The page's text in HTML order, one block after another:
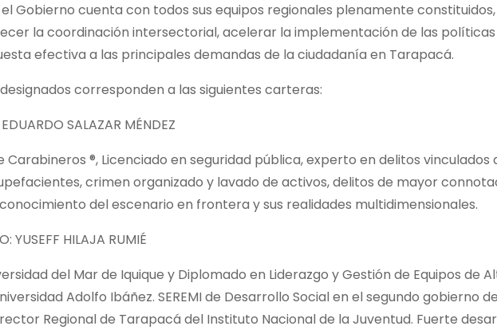
Gobierno cuenta con todos sus equipos regionales plenamente
la coordinación intersectorial, acelerar la implementación de las políticas
efectiva a las principales demandas de la ciudadanía en Tarapacá.
corresponden a las siguientes carteras:
SALAZAR MÉNDEZ
Carabineros ®, Licenciado en seguridad pública, experto en delitos vinculados
crimen organizado y lavado de activos, delitos de mayor
del escenario en frontera y sus realidades multidimensionales.
YUSEFF HILAJA RUMIÉ
del Mar de Iquique y Diplomado en Liderazgo y Gestión de Equipos de
Adolfo Ibáñez. SEREMI de Desarrollo Social en el segundo gobierno de
Regional de Tarapacá del Instituto Nacional de la Juventud. Fuerte